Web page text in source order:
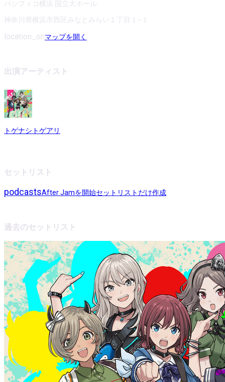
パシフィコ横浜 国立大ホール
神奈川県横浜市西区みなとみらい１丁目１−１
location_onマップを開く
出演アーティスト
トゲナシトゲアリ
セットリスト
podcastsAfter Jamを開始セットリストだけ作成
過去のセットリスト